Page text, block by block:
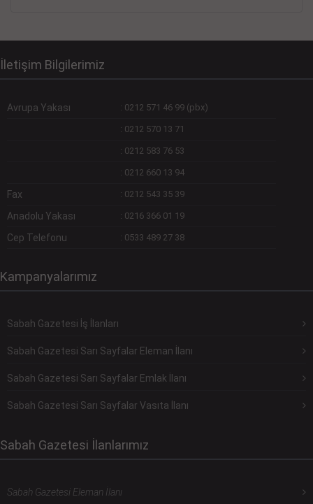
İletişim Bilgilerimiz
Avrupa Yakası : 0212 571 46 99 (pbx)
: 0212 570 13 71
: 0212 583 76 53
: 0212 660 13 94
Fax : 0212 543 35 39
Anadolu Yakası : 0216 366 01 19
Cep Telefonu : 0533 489 27 38
Kampanyalarımız
Sabah Gazetesi İş İlanları
Sabah Gazetesi Sarı Sayfalar Eleman İlanı
Sabah Gazetesi Sarı Sayfalar Emlak İlanı
Sabah Gazetesi Sarı Sayfalar Vasıta İlanı
Sabah Gazetesi İlanlarımız
Sabah Gazetesi Eleman İlanı